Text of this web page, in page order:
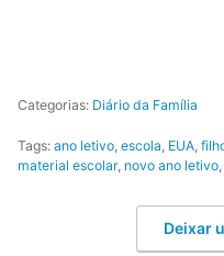
Categorias: Diário da Família
Tags: ano letivo escola EUA
material escolar, novo ano letivo
Deixar